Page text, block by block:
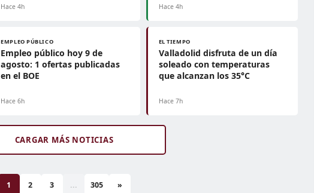
Hace 4h Hace 4h
EMPLEO PÚBLICO
Empleo público hoy 9 de
agosto: 1 ofertas publicadas
en el BOE
Hace 6h
EL TIEMPO
Valladolid disfruta de un día
soleado con temperaturas
que alcanzan los 35°C
Hace 7h
CARGAR MÁS NOTICIAS
1 2 3 ... 305 »